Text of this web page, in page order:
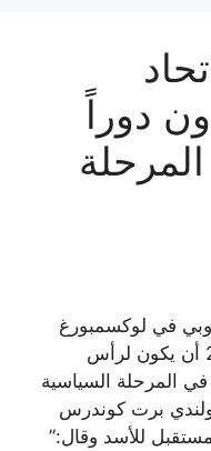
دوراً
في لوكسمبورغ
اليوم الاثنين 3 نيسان/أبريل 2017 أن يكون لرأس
المرحلة السياسية
برت كوندرس
للأسد وقال:”